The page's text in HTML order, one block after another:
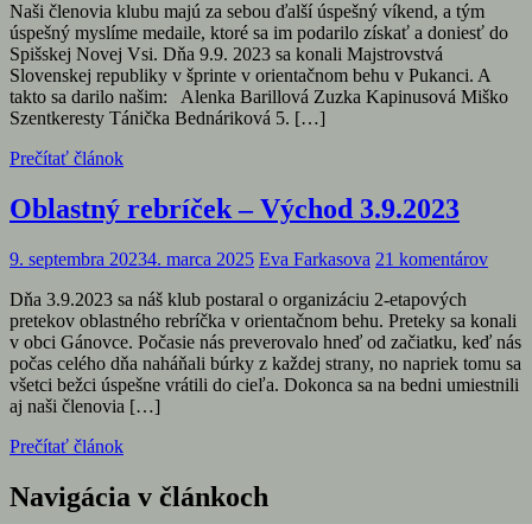
Naši členovia klubu majú za sebou ďalší úspešný víkend, a tým
úspešný myslíme medaile, ktoré sa im podarilo získať a doniesť do
Spišskej Novej Vsi. Dňa 9.9. 2023 sa konali Majstrovstvá
Slovenskej republiky v šprinte v orientačnom behu v Pukanci. A
takto sa darilo našim: Alenka Barillová Zuzka Kapinusová Miško
Szentkeresty Tánička Bednáriková 5. […]
Prečítať článok
Oblastný rebríček – Východ 3.9.2023
9. septembra 20234. marca 2025 Eva Farkasova 21 komentárov
Dňa 3.9.2023 sa náš klub postaral o organizáciu 2-etapových
pretekov oblastného rebríčka v orientačnom behu. Preteky sa konali
v obci Gánovce. Počasie nás preverovalo hneď od začiatku, keď nás
počas celého dňa naháňali búrky z každej strany, no napriek tomu sa
všetci bežci úspešne vrátili do cieľa. Dokonca sa na bedni umiestnili
aj naši členovia […]
Prečítať článok
Navigácia v článkoch